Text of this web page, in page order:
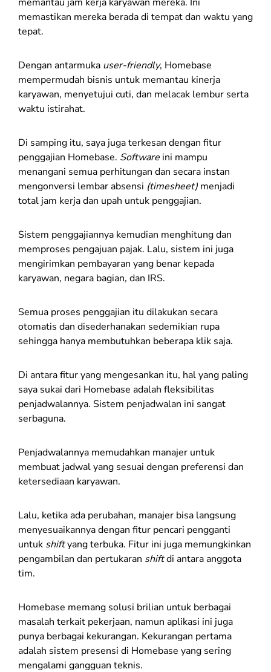
memastikan mereka berada di tempat dan waktu yang
tepat.
Dengan antarmuka user-friendly, Homebase
mempermudah bisnis untuk memantau kinerja
karyawan, menyetujui cuti, dan melacak lembur serta
waktu istirahat.
Di samping itu, saya juga terkesan dengan fitur
penggajian Homebase. Software ini mampu
menangani semua perhitungan dan secara instan
mengonversi lembar absensi (timesheet) menjadi
total jam kerja dan upah untuk penggajian.
Sistem penggajiannya kemudian menghitung dan
memproses pengajuan pajak. Lalu, sistem ini juga
mengirimkan pembayaran yang benar kepada
karyawan, negara bagian, dan IRS.
Semua proses penggajian itu dilakukan secara
otomatis dan disederhanakan sedemikian rupa
sehingga hanya membutuhkan beberapa klik saja.
Di antara fitur yang mengesankan itu, hal yang paling
saya sukai dari Homebase adalah fleksibilitas
penjadwalannya. Sistem penjadwalan ini sangat
serbaguna.
Penjadwalannya memudahkan manajer untuk
membuat jadwal yang sesuai dengan preferensi dan
ketersediaan karyawan.
Lalu, ketika ada perubahan, manajer bisa langsung
menyesuaikannya dengan fitur pencari pengganti
untuk shiftyang terbuka. Fitur ini juga memungkinkan
pengambilan dan pertukaran shiftdi antara anggota
tim.
Homebase memang solusi brilian untuk berbagai
masalah terkait pekerjaan, namun aplikasi ini juga
punya berbagai kekurangan. Kekurangan pertama
adalah sistem presensi di Homebase yang sering
mengalami gangguan teknis.